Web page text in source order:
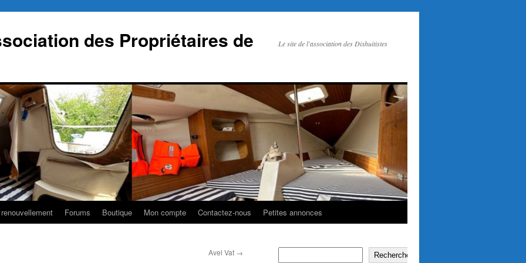
des Propriétaires de
Le site de l'association des Dixhuitistes
Forums Boutique Mon compte Contactez-nous Petites annonces
Avel Vat → Rechercher